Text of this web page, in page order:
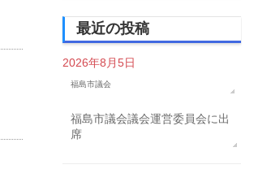
最近の投稿
2026年8月5日
福島市議会
福島市議会議会運営委員会に出
席